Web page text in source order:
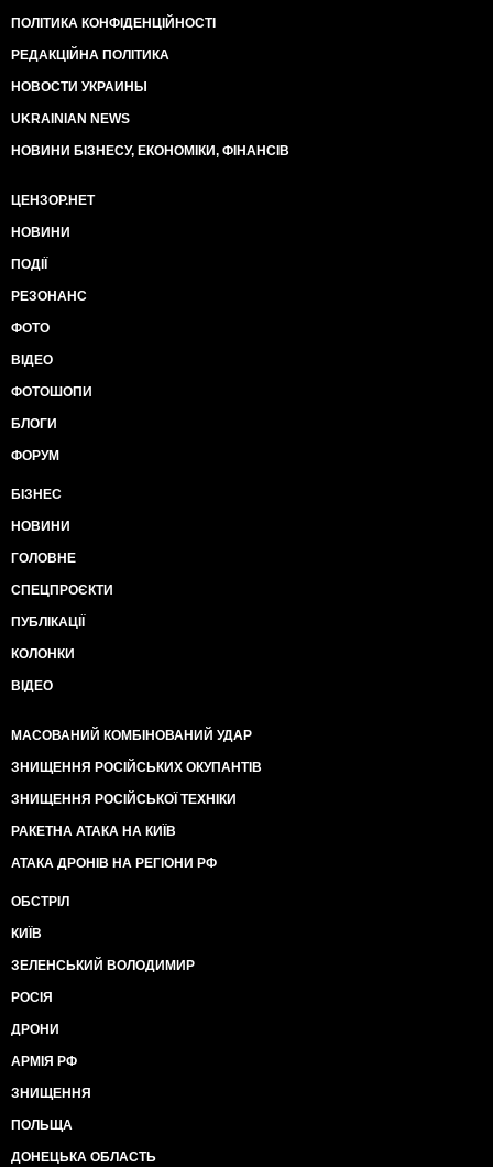
ПОЛІТИКА КОНФІДЕНЦІЙНОСТІ
РЕДАКЦІЙНА ПОЛІТИКА
НОВОСТИ УКРАИНЫ
UKRAINIAN NEWS
НОВИНИ БІЗНЕСУ, ЕКОНОМІКИ, ФІНАНСІВ
ЦЕНЗОР.НЕТ
НОВИНИ
ПОДІЇ
РЕЗОНАНС
ФОТО
ВІДЕО
ФОТОШОПИ
БЛОГИ
ФОРУМ
БІЗНЕС
НОВИНИ
ГОЛОВНЕ
СПЕЦПРОЄКТИ
ПУБЛІКАЦІЇ
КОЛОНКИ
ВІДЕО
МАСОВАНИЙ КОМБІНОВАНИЙ УДАР
ЗНИЩЕННЯ РОСІЙСЬКИХ ОКУПАНТІВ
ЗНИЩЕННЯ РОСІЙСЬКОЇ ТЕХНІКИ
РАКЕТНА АТАКА НА КИЇВ
АТАКА ДРОНІВ НА РЕГІОНИ РФ
ОБСТРІЛ
КИЇВ
ЗЕЛЕНСЬКИЙ ВОЛОДИМИР
РОСІЯ
ДРОНИ
АРМІЯ РФ
ЗНИЩЕННЯ
ПОЛЬЩА
ДОНЕЦЬКА ОБЛАСТЬ